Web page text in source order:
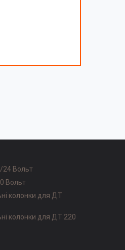
24 Вольт
Вольт
колонки для ДТ
колонки для ДТ 220